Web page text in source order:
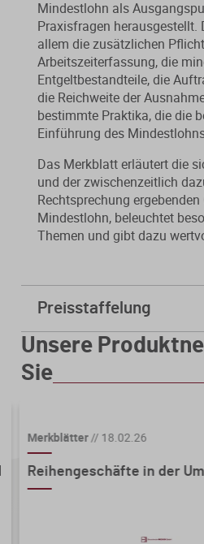
Mindestlohn als
Praxisfragen herausgestellt.
allem die zusätzlichen
Arbeitszeiterfassung, die
Entgeltbestandteile, die
die Reichweite der
bestimmte Praktika, die die
Einführung des
Das Merkblatt erläutert die
und der zwischenzeitlich
Rechtsprechung
Mindestlohn, beleuchtet
Themen und gibt dazu
Preisstaffelung
ab5 Stk.5,00 € * sparen Sie
ab10 Stk. 3,20 € * sparen
Mindestbestellmenge 2 Stk.
Unsere
Sie
Merkblätter// 18.02.26
Reihengeschäfte in der